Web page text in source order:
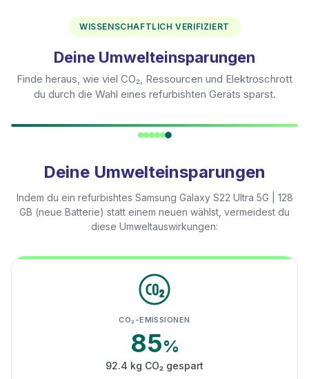
WISSENSCHAFTLICH VERIFIZIERT
Deine Umwelteinsparungen
Finde heraus, wie viel CO₂, Ressourcen und Elektroschrott
du durch die Wahl eines refurbishten Geräts sparst.
Deine Umwelteinsparungen
Indem du ein refurbishtes Samsung Galaxy S22 Ultra 5G | 128
GB (neue Batterie) statt einem neuen wählst, vermeidest du
diese Umweltauswirkungen:
CO₂-EMISSIONEN
85%
92.4 kg CO₂ gespart